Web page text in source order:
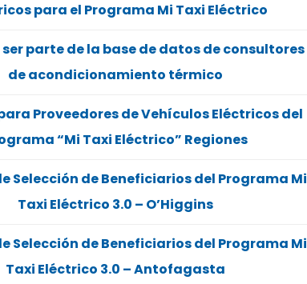
para el Programa Mi Taxi Eléctrico
parte de la base de datos de consultores
de acondicionamiento térmico
Proveedores de Vehículos Eléctricos del
“Mi Taxi Eléctrico” Regiones
Selección de Beneficiarios del Programa Mi
Taxi Eléctrico 3.0 – O’Higgins
Selección de Beneficiarios del Programa Mi
Taxi Eléctrico 3.0 – Antofagasta